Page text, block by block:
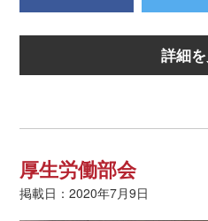
詳細
厚生労働部会
掲載日：2020年7月9日